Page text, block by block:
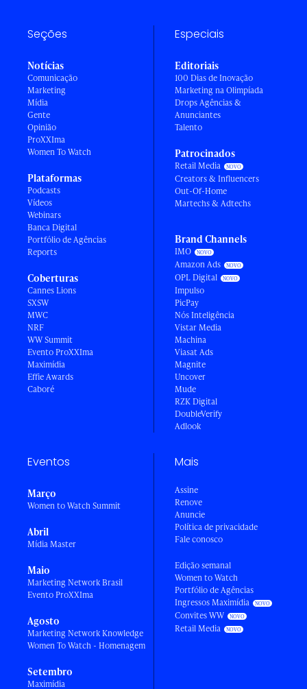
Seções
Notícias
Comunicação
Marketing
Mídia
Gente
Opinião
ProXXIma
Women To Watch
Plataformas
Podcasts
Vídeos
Webinars
Banca Digital
Portfólio de Agências
Reports
Coberturas
Cannes Lions
SXSW
MWC
NRF
WW Summit
Evento ProXXIma
Maximídia
Effie Awards
Caboré
Especiais
Editoriais
100 Dias de Inovação
Marketing na Olimpíada
Drops Agências &
Anunciantes
Talento
Patrocinados
Retail Media
Creators & Influencers
Out-Of-Home
Martechs & Adtechs
Brand Channels
IMO
Amazon Ads
OPL Digital
Impulso
PicPay
Nós Inteligência
Vistar Media
Machina
Viasat Ads
Magnite
Uncover
Mude
RZK Digital
DoubleVerify
Adlook
Eventos
Março
Women to Watch Summit
Abril
Mídia Master
Maio
Marketing Network Brasil
Evento ProXXIma
Agosto
Marketing Network Knowledge
Women To Watch - Homenagem
Setembro
Maximídia
Mais
Assine
Renove
Anuncie
Política de privacidade
Fale conosco
Edição semanal
Women to Watch
Portfólio de Agências
Ingressos Maximídia
Convites WW
Retail Media